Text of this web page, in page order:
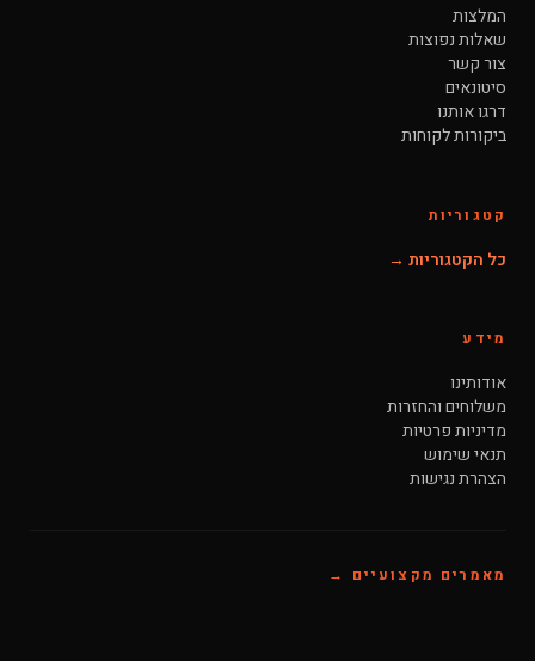
המלצות
שאלות נפוצות
צור קשר
סיטונאים
דרגו אותנו
ביקורות לקוחות
קטגוריות
כל הקטגוריות →
מידע
אודותינו
משלוחים והחזרות
מדיניות פרטיות
תנאי שימוש
הצהרת נגישות
מאמרים מקצועיים →